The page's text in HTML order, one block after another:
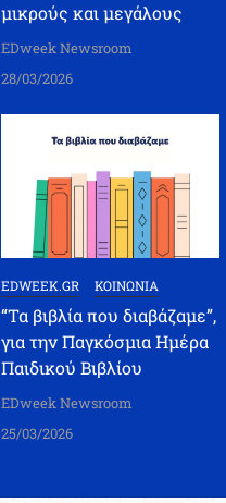
μικρούς και μεγάλους
EDweek Newsroom
28/03/2026
EDWEEK.GR ΚΟΙΝΩΝΙΑ
“Τα βιβλία που διαβάζαμε”,
για την Παγκόσμια Ημέρα
Παιδικού Βιβλίου
EDweek Newsroom
25/03/2026